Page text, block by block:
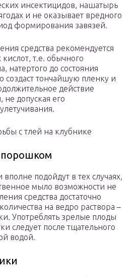
инсектицидов, нашатырь
и не оказывает вредного
формирования завязей.
средства рекомендуется
т.е. обычного
натертого до состояния
создаст тончайшую пленку и
действие
не допуская его
с тлей на клубнике
подойдут в тех случаях,
мыло возможности не
средства достаточно
на ведро раствора –
Употреблять зрелые плоды
следует после тщательного
водой.